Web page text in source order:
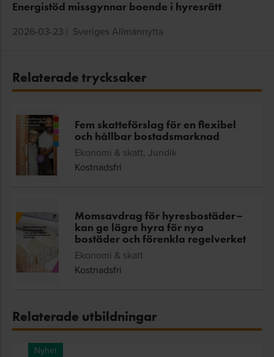
Energistöd missgynnar boende i hyresrätt
2026-03-23 | Sveriges Allmännytta
Relaterade trycksaker
Fem skatteförslag för en flexibel
och hållbar bostadsmarknad
Ekonomi & skatt, Juridik
Kostnadsfri
Momsavdrag för hyresbostäder–
kan ge lägre hyra för nya
bostäder och förenkla regelverket
Ekonomi & skatt
Kostnadsfri
Relaterade utbildningar
Nyhet